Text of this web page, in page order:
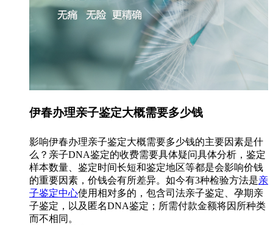
伊春办理亲子鉴定大概需要多少钱
影响伊春办理亲子鉴定大概需要多少钱的主要因素是什
么？亲子DNA鉴定的收费需要具体疑问具体分析，鉴定
样本数量、鉴定时间长短和鉴定地区等都是会影响价钱
的重要因素，价钱会有所差异。如今有3种检验方法是亲
子鉴定中心使用相对多的，包含司法亲子鉴定、孕期亲
子鉴定，以及匿名DNA鉴定；所需付款金额将因所种类
而不相同。